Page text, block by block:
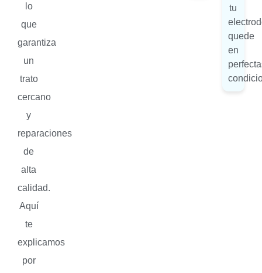
lo
que
garantiza
un
trato
cercano
y
reparaciones
de
alta
calidad.
Aquí
te
explicamos
por
tu
quede
en